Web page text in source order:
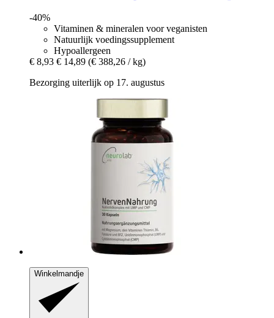
-40%
Vitaminen & mineralen voor veganisten
Natuurlijk voedingssupplement
Hypoallergeen
€ 8,93 € 14,89 (€ 388,26 / kg)
Bezorging uiterlijk op 17. augustus
Winkelmandje